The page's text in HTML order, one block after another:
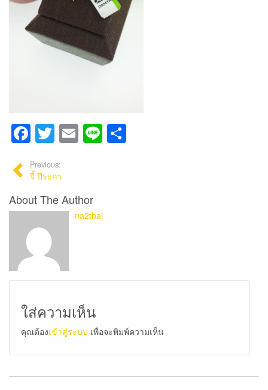
Facebook
Twitter
Email
Line
Previous:
จี้ ปีระกา
About The Author
na2thai
ใส่ความเห็น
คุณต้องเข้าสู่ระบบ เพื่อจะพิมพ์ความเห็น